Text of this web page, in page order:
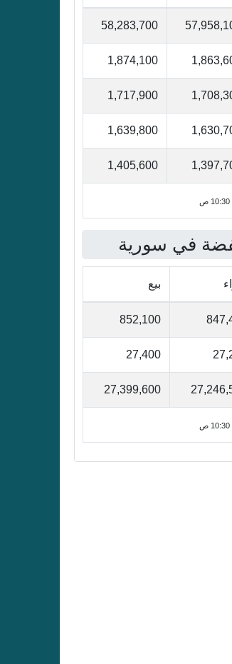
58,283,700
1,874,100
1,717,900
1,639,800
1,405,600
في سورية
بيع
852,100
27,400
27,399,600